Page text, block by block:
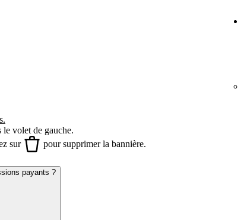
le volet de gauche.
sur pour supprimer la bannière.
payants ?